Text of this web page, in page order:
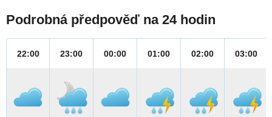
Podrobná předpověď na 24 hodin
22:00 23:00 00:00 01:00 02:00 03:00